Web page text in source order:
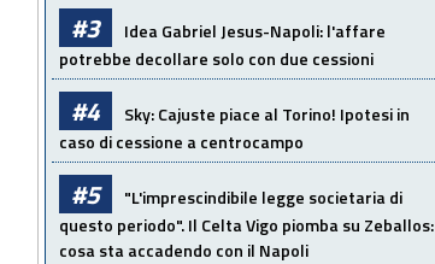
#3
Idea Gabriel Jesus-Napoli: l'affare
potrebbe decollare solo con due cessioni
#4
Sky: Cajuste piace al Torino! Ipotesi in
caso di cessione a centrocampo
#5
"L'imprescindibile legge societaria di
questo periodo". Il Celta Vigo piomba su Zeballos:
cosa sta accadendo con il Napoli